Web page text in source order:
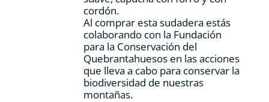
cordón.
Al comprar esta sudadera estás
colaborando con la Fundación
para la Conservación del
Quebrantahuesos en las acciones
que lleva a cabo para conservar la
biodiversidad de nuestras
montañas.